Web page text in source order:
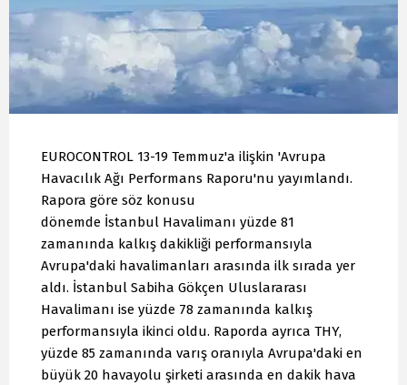
EUROCONTROL 13-19 Temmuz'a ilişkin 'Avrupa
Havacılık Ağı Performans Raporu'nu yayımlandı.
Rapora göre söz konusu
dönemde İstanbul Havalimanı yüzde 81
zamanında kalkış dakikliği performansıyla
Avrupa'daki havalimanları arasında ilk sırada yer
aldı. İstanbul Sabiha Gökçen Uluslararası
Havalimanı ise yüzde 78 zamanında kalkış
performansıyla ikinci oldu. Raporda ayrıca THY,
yüzde 85 zamanında varış oranıyla Avrupa'daki en
büyük 20 havayolu şirketi arasında en dakik hava